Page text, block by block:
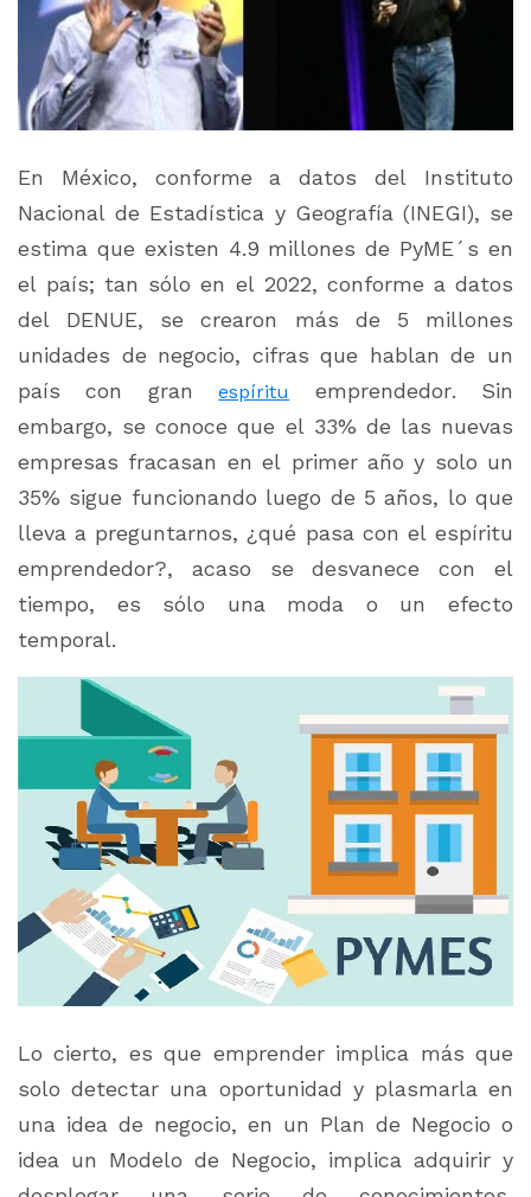
En México, conforme a datos del Instituto
Nacional de Estadística y Geografía (INEGI), se
estima que existen 4.9 millones de PyME´s en
el país; tan sólo en el 2022, conforme a datos
del DENUE, se crearon más de 5 millones
unidades de negocio, cifras que hablan de un
país con granespíritu
emprendedor. Sin
embargo, se conoce que el 33% de las nuevas
empresas fracasan en el primer año y solo un
35% sigue funcionando luego de 5 años, lo que
lleva a preguntarnos, ¿qué pasa con el espíritu
emprendedor?, acaso se desvanece con el
tiempo, es sólo una moda o un efecto
temporal.
Lo cierto, es que emprender implica más que
solo detectar una oportunidad y plasmarla en
una idea de negocio, en un Plan de Negocio o
idea un Modelo de Negocio, implica adquirir y